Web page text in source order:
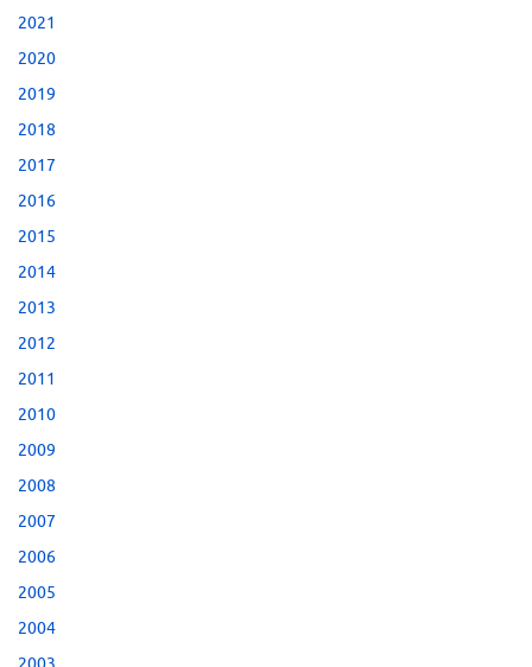
2021
2020
2019
2018
2017
2016
2015
2014
2013
2012
2011
2010
2009
2008
2007
2006
2005
2004